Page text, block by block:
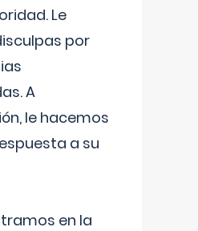
Le
por
A
le hacemos
a su
en la